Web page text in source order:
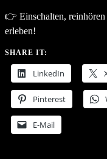
👉 Einschalten,
erleben!
SHARE IT:
LinkedIn
Pinterest
E-Mail